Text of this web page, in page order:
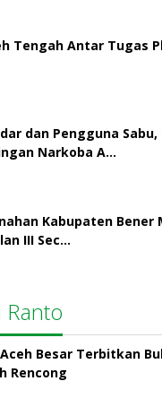
Tengah Antar Tugas
dan Pengguna
Narkoba A…
Kabupaten Bener
III Sec…
Ranto
Aceh Besar Terbitkan
Rencong